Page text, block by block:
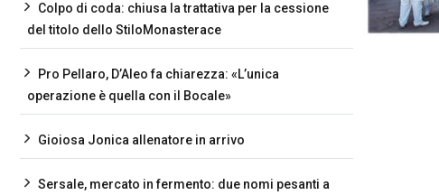
Colpo di coda: chiusa la trattativa per la cessione
del titolo dello StiloMonasterace
Pro Pellaro, D’Aleo fa chiarezza: «L’unica
operazione è quella con il Bocale»
Gioiosa Jonica allenatore in arrivo
Sersale, mercato in fermento: due nomi pesanti a